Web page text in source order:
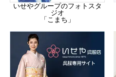
いせやグループのフォトスタ
ジオ
「こまち」